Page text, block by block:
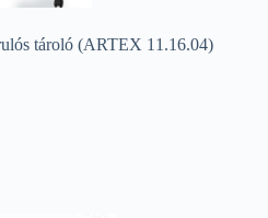
tároló (ARTEX 11.16.04)